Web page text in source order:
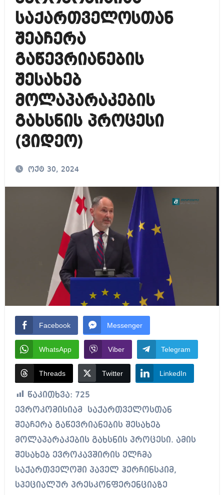
საქართველოსთან
შეაჩერა
გაწევრიანების
შესახებ
მოლაპარაკების
გახსნის პროცესი
(ვიდეო)
ოქტ 30, 2024
Facebook Messenger
WhatsApp Viber Telegram
Threads Twitter LinkedIn
წაკითხვა: 725
ევროკომისიამ საქართველოსთან
შეაჩერა გაწევრიანების შესახებ
მოლაპარაკების გახსნის პროცესი. ამის
შესახებ ევროკავშირის ელჩმა
საქართველოში პაველ ჰერჩინსკიმ,
სპეციალურ პრესკონფერენციაზე